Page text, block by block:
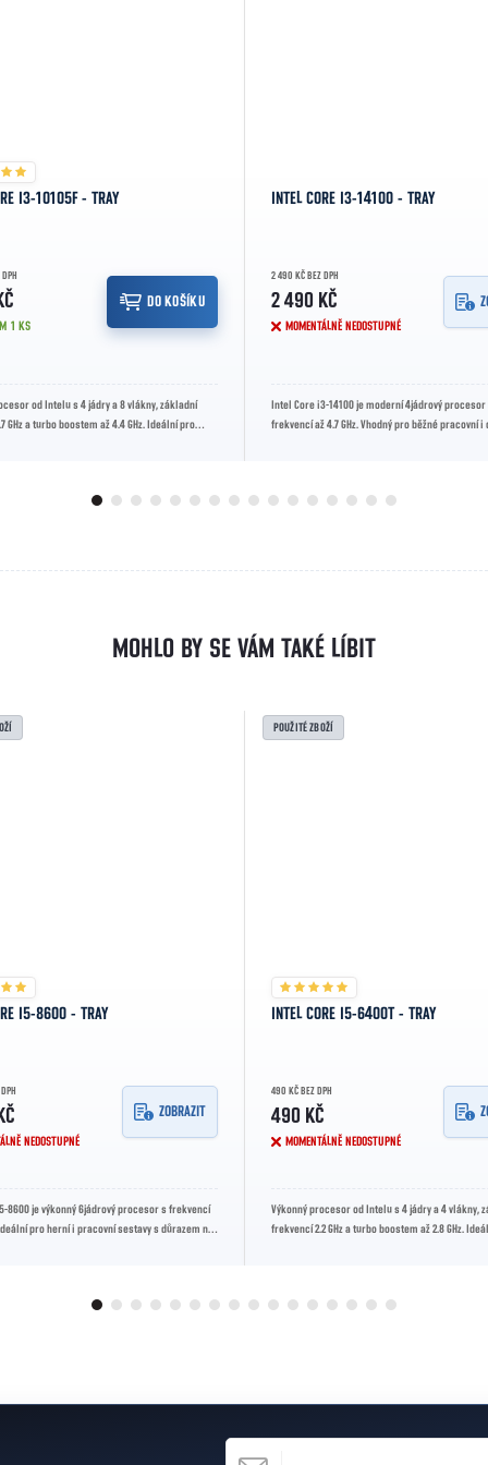
I3-10105F - TRAY
1 KS
DO KOŠÍKU
od Intelu s 4 jádry a 8 vlákny, základní
GHz a turbo boostem až 4.4 GHz. Ideální pro
INTEL CORE I3-14100 - TRAY
2 490 KČ BEZ DPH
2 490 KČ
MOMENTÁLNĚ NEDOSTUPNÉ
Intel Core i3-14100 je moderní 4jádrový procesor
frekvencí až 4.7 GHz. Vhodný pro běžné pracovní i
I5-8600 - TRAY
NEDOSTUPNÉ
ZOBRAZIT
8600 je výkonný 6jádrový procesor s frekvencí
Ideální pro herní i pracovní sestavy s důrazem na
POUŽITÉ ZBOŽÍ
INTEL CORE I5-6400T - TRAY
490 KČ BEZ DPH
490 KČ
MOMENTÁLNĚ NEDOSTUPNÉ
Výkonný procesor od Intelu s 4 jádry a 4 vlákny,
frekvencí 2.2 GHz a turbo boostem až 2.8 GHz.